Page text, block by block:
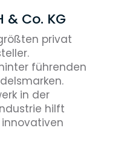
& Co. KG
privat
führenden
in der
hilft